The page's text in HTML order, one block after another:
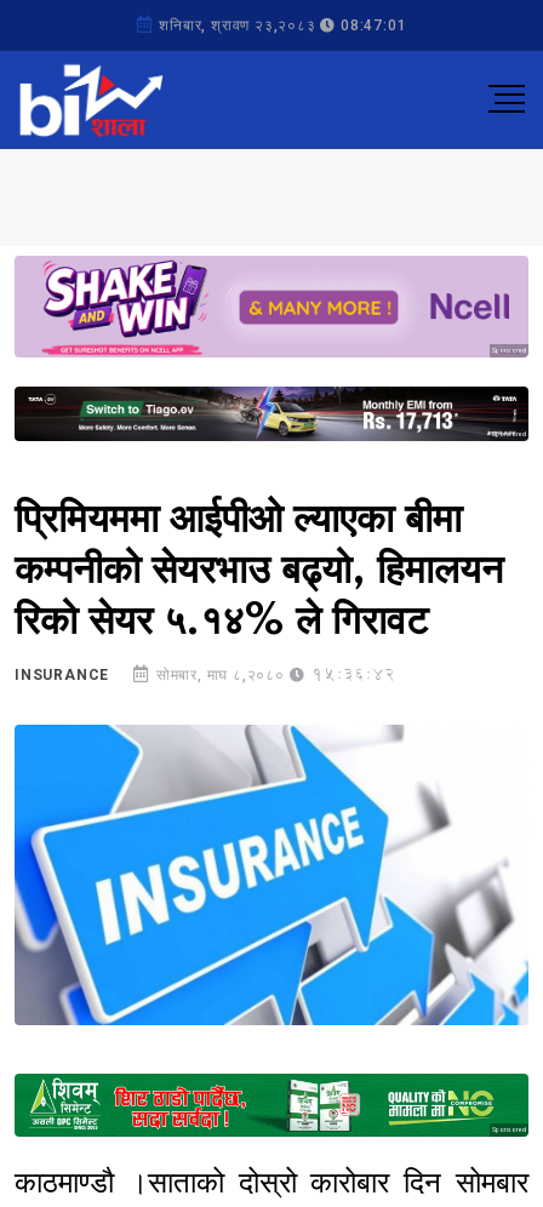
शनिबार, श्रावण २३,२०८३ 08:47:01
Sponsored
Sponsored
प्रिमियममा आईपीओ ल्याएका बीमा
कम्पनीको सेयरभाउ बढ्यो, हिमालयन
रिको सेयर ५.१४% ले गिरावट
INSURANCE सोमबार, माघ ८,२०८० 15:36:42
Sponsored
काठमाण्डौ ।साताको दोस्रो कारोबार दिन सोमबार